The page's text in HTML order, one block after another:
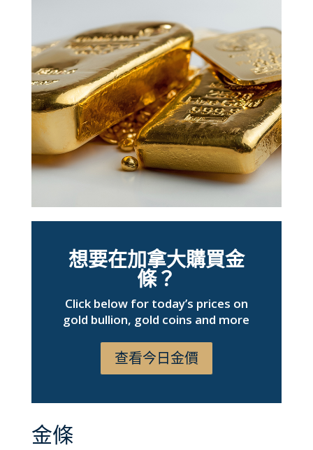
想要在加拿大購買金
條？
Click below for today’s prices on
gold bullion, gold coins and more
查看今日金價
金條